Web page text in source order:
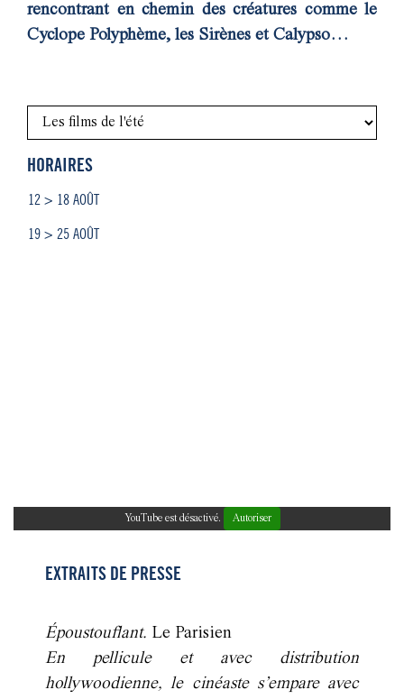
rencontrant en chemin des créatures comme le
Cyclope Polyphème, les Sirènes et Calypso…
HORAIRES
12 > 18 AOÛT
19 > 25 AOÛT
YouTube est désactivé. Autoriser
EXTRAITS DE PRESSE
Époustouflant. Le Parisien
En pellicule et avec distribution
hollywoodienne, le cinéaste s’empare avec